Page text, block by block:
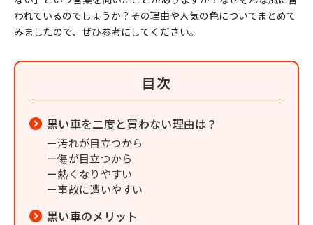
われているのでしょうか？その理由や人気の色についてまとめて
みましたので、ぜひ参考にしてください。
目次
黒い車を二度と買わない理由は？
汚れが目立つから
傷が目立つから
熱くなりやすい
事故に遭いやすい
黒い車のメリット